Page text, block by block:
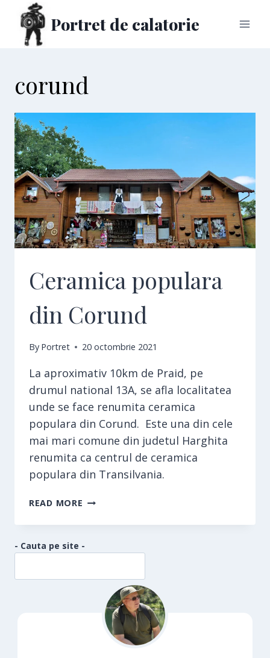
content
Portret de calatorie
corund
Ceramica populara
din Corund
By Portret 20 octombrie 2021
La aproximativ 10km de Praid, pe
drumul national 13A, se afla localitatea
unde se face renumita ceramica
populara din Corund. Este una din cele
mai mari comune din judetul Harghita
renumita ca centrul de ceramica
populara din Transilvania.
READ MORE CERAMICA
DIN
- Cauta pe site -